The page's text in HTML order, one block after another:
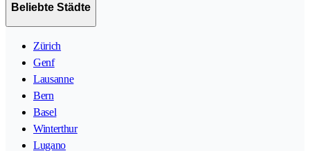
Beliebte Städte
Zürich
Genf
Lausanne
Bern
Basel
Winterthur
Lugano